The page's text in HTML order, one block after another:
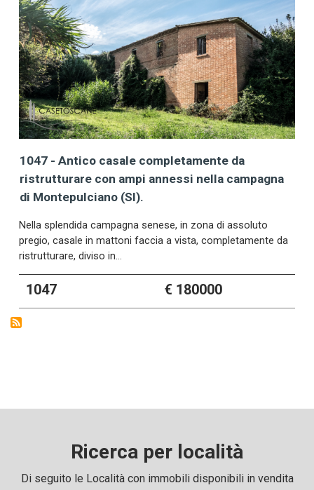
1047 - Antico casale completamente da
ristrutturare con ampi annessi nella campagna
di Montepulciano (SI).
Nella splendida campagna senese, in zona di assoluto
pregio, casale in mattoni faccia a vista, completamente da
ristrutturare, diviso in…
1047 € 180000
Ricerca per località
Di seguito le Località con immobili disponibili in vendita